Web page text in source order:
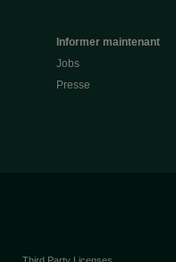
Informer maintenant
Jobs
Presse